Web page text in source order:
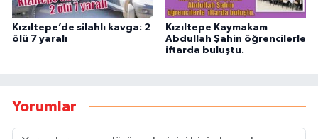
Kızıltepe’de silahlı kavga: 2
ölü 7 yaralı
Kızıltepe Kaymakam
Abdullah Şahin öğrencilerle
iftarda buluştu.
Yorumlar